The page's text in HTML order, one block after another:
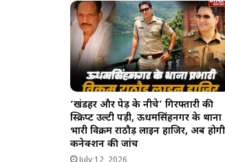
‘खंडहर और पेड़ के नीचे’ गिरफ्तारी की
स्क्रिप्ट उल्टी पड़ी, ऊधमसिंहनगर के थाना
प्रभारी विक्रम राठौड़ लाइन हाजिर, अब होगी
कनेक्शन की जांच